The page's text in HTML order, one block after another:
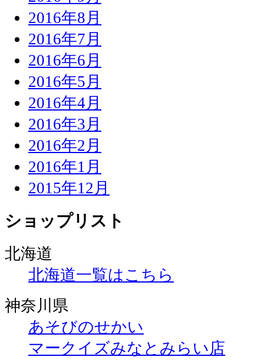
2016年8月
2016年7月
2016年6月
2016年5月
2016年4月
2016年3月
2016年2月
2016年1月
2015年12月
ショップリスト
北海道
北海道一覧はこちら
神奈川県
あそびのせかい
マークイズみなとみらい店